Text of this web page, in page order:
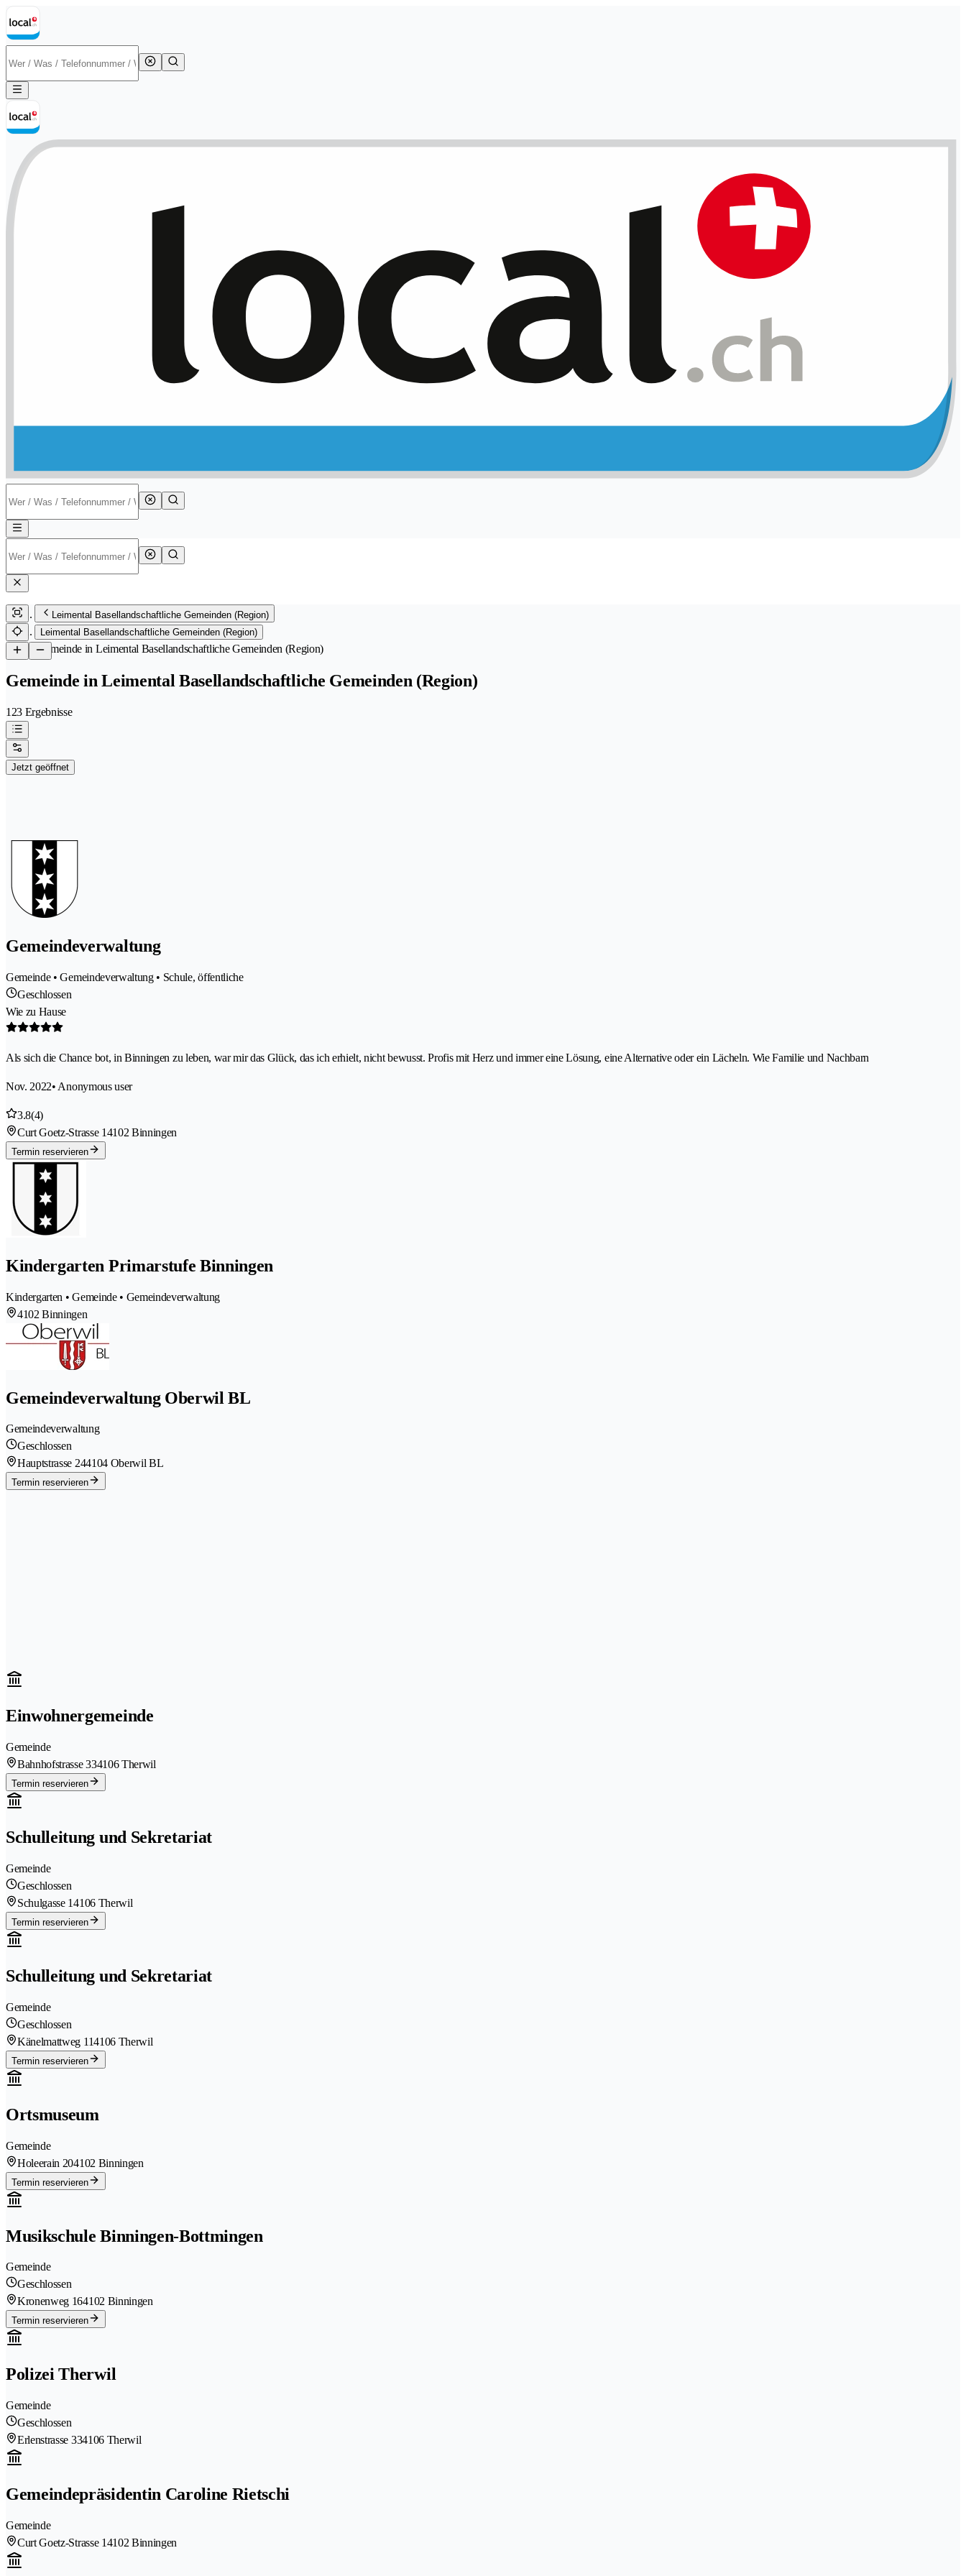
Leimental Basellandschaftliche Gemeinden (Region)
Leimental Basellandschaftliche Gemeinden (Region)
/Gemeinde in Leimental Basellandschaftliche Gemeinden (Region)
Gemeinde in Leimental Basellandschaftliche Gemeinden (Region)
123 Ergebnisse
Jetzt geöffnet
Gemeindeverwaltung
Gemeinde • Gemeindeverwaltung • Schule, öffentliche
Geschlossen
Wie zu Hause
Als sich die Chance bot, in Binningen zu leben, war mir das Glück, das ich erhielt, nicht bewusst. Profis mit Herz und immer eine Lösung, eine Alternative oder ein Lächeln. Wie Familie und Nachbarn
Nov. 2022• Anonymous user
3.8(4)
Curt Goetz-Strasse 14102 Binningen
Termin reservieren
Kindergarten Primarstufe Binningen
Kindergarten • Gemeinde • Gemeindeverwaltung
4102 Binningen
Gemeindeverwaltung Oberwil BL
Gemeindeverwaltung
Geschlossen
Hauptstrasse 244104 Oberwil BL
Termin reservieren
Einwohnergemeinde
Gemeinde
Bahnhofstrasse 334106 Therwil
Termin reservieren
Schulleitung und Sekretariat
Gemeinde
Geschlossen
Schulgasse 14106 Therwil
Termin reservieren
Schulleitung und Sekretariat
Gemeinde
Geschlossen
Känelmattweg 114106 Therwil
Termin reservieren
Ortsmuseum
Gemeinde
Holeerain 204102 Binningen
Termin reservieren
Musikschule Binningen-Bottmingen
Gemeinde
Geschlossen
Kronenweg 164102 Binningen
Termin reservieren
Polizei Therwil
Gemeinde
Geschlossen
Erlenstrasse 334106 Therwil
Gemeindepräsidentin Caroline Rietschi
Gemeinde
Curt Goetz-Strasse 14102 Binningen